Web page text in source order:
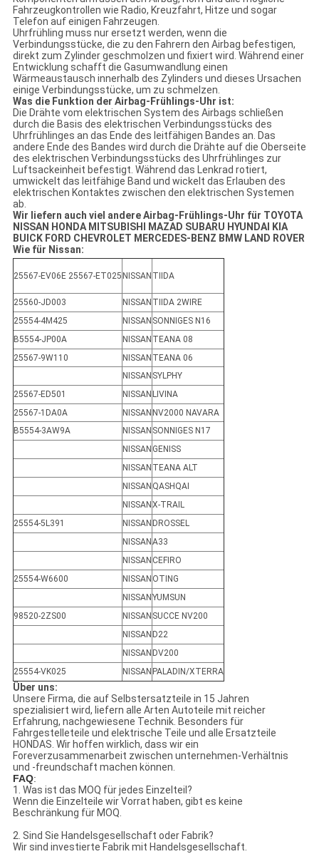
Fahrzeugkontrollen wie Radio, Kreuzfahrt, Hitze und sogar
Telefon auf einigen Fahrzeugen.
Uhrfrühling muss nur ersetzt werden, wenn die
Verbindungsstücke, die zu den Fahrern den Airbag befestigen,
direkt zum Zylinder geschmolzen und fixiert wird. Während einer
Entwicklung schafft die Gasumwandlung einen
Wärmeaustausch innerhalb des Zylinders und dieses Ursachen
einige Verbindungsstücke, um zu schmelzen.
Was die Funktion der Airbag-Frühlings-Uhr ist:
Die Drähte vom elektrischen System des Airbags schließen
durch die Basis des elektrischen Verbindungsstücks des
Uhrfrühlinges an das Ende des leitfähigen Bandes an. Das
andere Ende des Bandes wird durch die Drähte auf die Oberseite
des elektrischen Verbindungsstücks des Uhrfrühlinges zur
Luftsackeinheit befestigt. Während das Lenkrad rotiert,
umwickelt das leitfähige Band und wickelt das Erlauben des
elektrischen Kontaktes zwischen den elektrischen Systemen
ab.
Wir liefern auch viel andere Airbag-Frühlings-Uhr für TOYOTA
NISSAN HONDA MITSUBISHI MAZAD SUBARU HYUNDAI KIA
BUICK FORD CHEVROLET MERCEDES-BENZ BMW LAND ROVER
Wie für Nissan:
25567-EV06E 25567-ET025 NISSAN TIIDA
25560-JD003 NISSAN TIIDA 2WIRE
25554-4M425
NISSAN SONNIGES N16
B5554-JP00A
NISSAN TEANA 08
25567-9W110
NISSAN TEANA 06
NISSAN SYLPHY
25567-ED501
NISSAN LIVINA
25567-1DA0A
NISSAN NV2000 NAVARA
B5554-3AW9A
NISSAN SONNIGES N17
NISSAN GENISS
NISSAN TEANA ALT
NISSAN QASHQAI
NISSAN X-TRAIL
25554-5L391
NISSAN DROSSEL
NISSAN A33
NISSAN CEFIRO
25554-W6600
NISSAN OTING
NISSAN YUMSUN
98520-2ZS00
NISSAN SUCCE NV200
NISSAN D22
NISSAN DV200
25554-VK025
NISSAN PALADIN/XTERRA
Über uns:
Unsere Firma, die auf Selbstersatzteile in 15 Jahren
spezialisiert wird, liefern alle Arten Autoteile mit reicher
Erfahrung, nachgewiesene Technik. Besonders für
Fahrgestelleteile und elektrische Teile und alle Ersatzteile
HONDAS. Wir hoffen wirklich, dass wir ein
Foreverzusammenarbeit zwischen unternehmen-Verhältnis
und -freundschaft machen können.
FAQ:
1. Was ist das MOQ für jedes Einzelteil?
Wenn die Einzelteile wir Vorrat haben, gibt es keine
Beschränkung für MOQ.
2. Sind Sie Handelsgesellschaft oder Fabrik?
Wir sind investierte Fabrik mit Handelsgesellschaft.